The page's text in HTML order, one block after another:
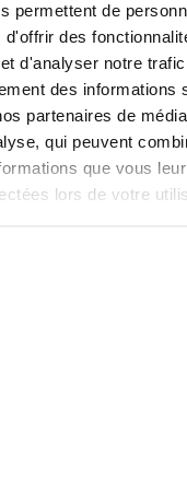
permettent de
d'offrir des
d'analyser notre
des informations
partenaires de
qui peuvent
que vous
lors de votre
un outil
aux besoins du
liens avec les
Formation
lycées, CFA,
professionnels.
la complexité
pédagogiques